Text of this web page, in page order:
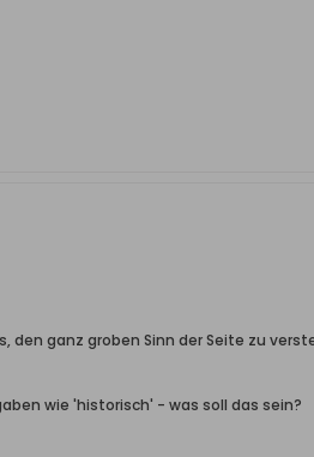
den ganz groben Sinn der Seite zu
wie 'historisch' - was soll das sein?